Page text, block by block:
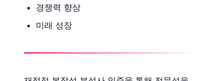
경쟁력 향상
미래 성장